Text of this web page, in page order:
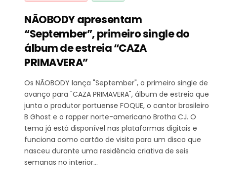
NÃOBODY apresentam
“September”, primeiro single do
álbum de estreia “CAZA
PRIMAVERA”
Os NÃOBODY lança "September", o primeiro single de
avanço para "CAZA PRIMAVERA", álbum de estreia que
junta o produtor portuense FOQUE, o cantor brasileiro
B Ghost e o rapper norte-americano Brotha CJ. O
tema já está disponível nas plataformas digitais e
funciona como cartão de visita para um disco que
nasceu durante uma residência criativa de seis
semanas no interior…